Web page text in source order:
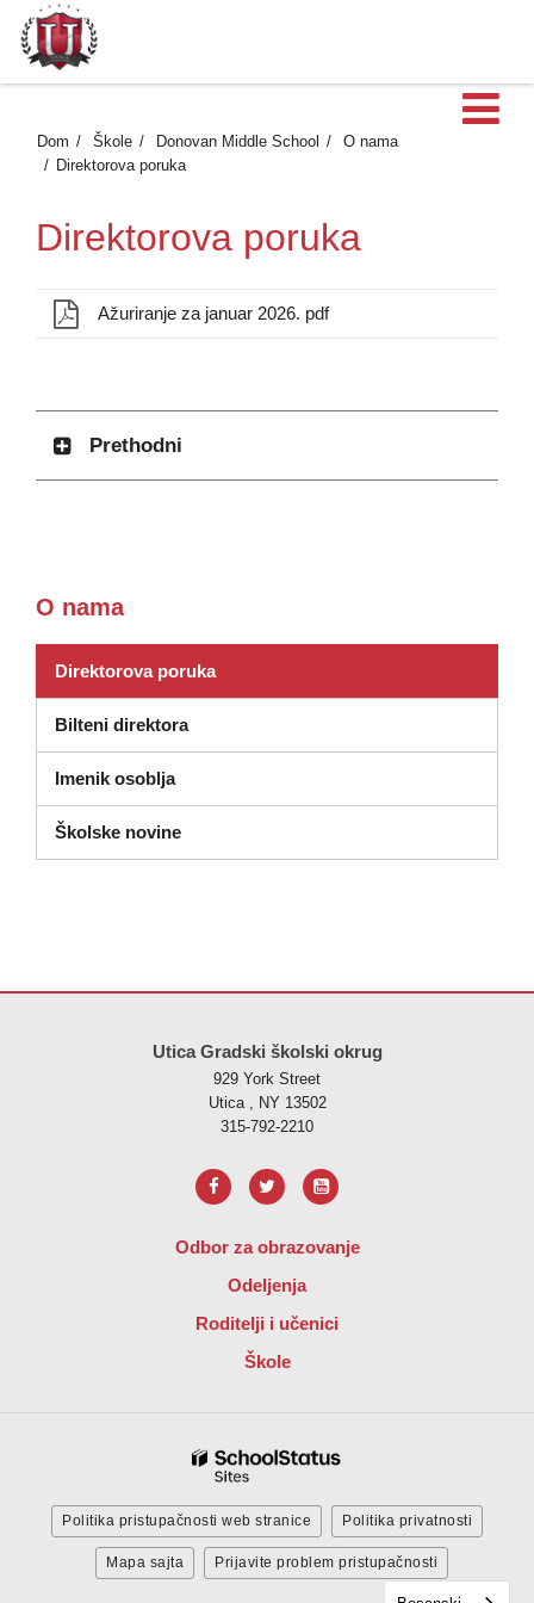
Dom Škole Donovan Middle School
O nama
Direktorova poruka
Direktorova poruka
Ažuriranje za januar 2026. pdf
Prethodni
O nama
Direktorova poruka
Bilteni direktora
Imenik osoblja
Školske novine
Utica Gradski školski okrug
929 York Street
Utica , NY 13502
315-792-2210
Odbor za obrazovanje
Odeljenja
Roditelji i učenici
Škole
Politika pristupačnosti web stranice Politika privatnosti
Mapa sajta Prijavite problem pristupačnosti